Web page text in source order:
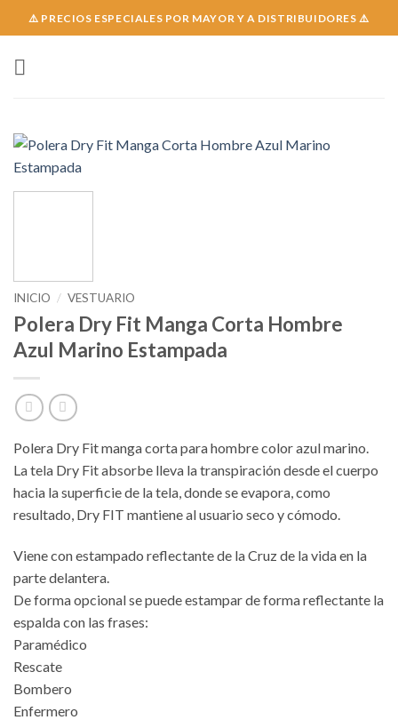
to
⚠️ PRECIOS ESPECIALES POR MAYOR Y A DISTRIBUIDORES ⚠️
INICIO / VESTUARIO
Polera Dry Fit Manga Corta Hombre
Azul Marino Estampada
Polera Dry Fit manga corta para hombre color azul marino.
La tela Dry Fit absorbe lleva la transpiración desde el cuerpo
hacia la superficie de la tela, donde se evapora, como
resultado, Dry FIT mantiene al usuario seco y cómodo.
Viene con estampado reflectante de la Cruz de la vida en la
parte delantera.
De forma opcional se puede estampar de forma reflectante la
espalda con las frases:
Paramédico
Rescate
Bombero
Enfermero